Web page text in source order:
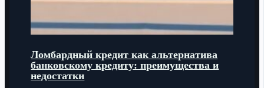
Ломбардный кредит как альтернатива
банковскому кредиту: преимущества и
недостатки